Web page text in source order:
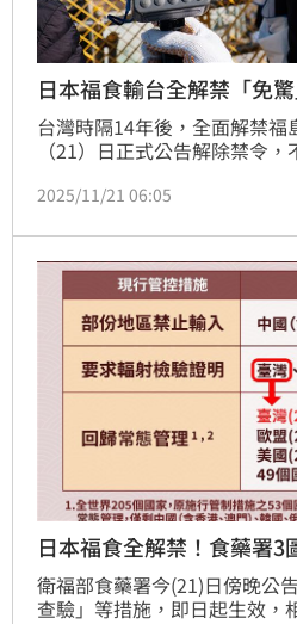
日本福食輸台全解禁「免
台灣時隔14年後，全面解禁
（21）日正式公告解除禁令
全面恢復常態管理。對此，毒
雙方在邊境查驗，還是有查到
象的話，政府、食藥署就要重
浩正）
2025/11/21 06:05
日本福食全解禁！食藥署3
衛福部食藥署今(21)日傍晚公
查驗」等措施，即日起生效，